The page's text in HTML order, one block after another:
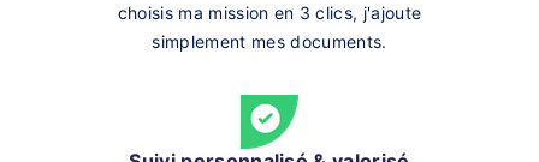
choisis ma mission en 3 clics, j'ajoute
simplement mes documents.